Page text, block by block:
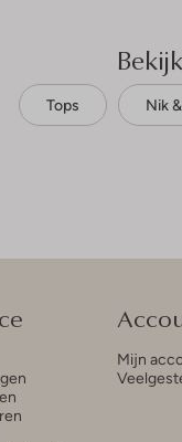
Tops Nik
Mijn